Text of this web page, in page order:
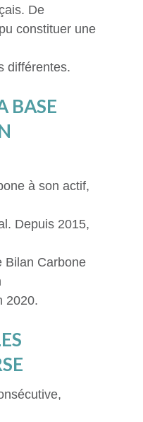
De
constituer une
différentes.
BASE
à son actif,
Depuis 2015,
Bilan Carbone
2020.